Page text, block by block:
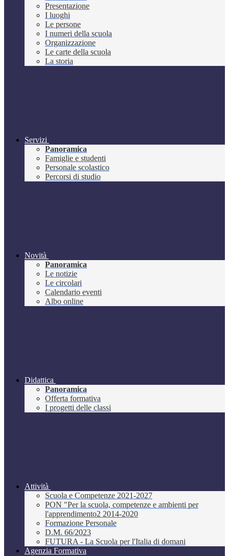
Presentazione
I luoghi
Le persone
I numeri della scuola
Organizzazione
Le carte della scuola
La storia
Servizi
Panoramica
Famiglie e studenti
Personale scolastico
Percorsi di studio
Novità
Panoramica
Le notizie
Le circolari
Calendario eventi
Albo online
Didattica
Panoramica
Offerta formativa
I progetti delle classi
Attività
Scuola e Competenze 2021-2027
PON "Per la scuola, competenze e ambienti per
l'apprendimento2 2014-2020
Formazione Personale
D.M. 66/2023
FUTURA - La Scuola per l'Italia di domani
Agenzia Formativa